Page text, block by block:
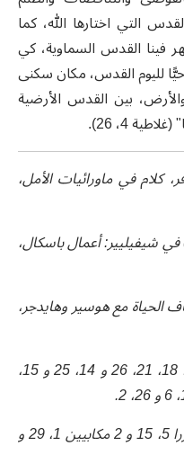
التي اختارها الله، كما
فينا القدس السماوية، كي
لليوم القدس، مكان سكنى
بين القدس الأرضية
4، 26).
كلام في ماورائيات الأمل،
ب, أفكار رقم 205 (139) في شيفيليير: أعمال باسكال،
الحياة مع هوسير وهايدجر،
[4] را. تثنية الاشتراع 12، 5، 11،14، 18، 21، 26 و 14، 25 و 15،
[5] هكذا في الملوك الأول 8، 29، عزرا 5، 15 و 2 مكابيين 1، 29 و